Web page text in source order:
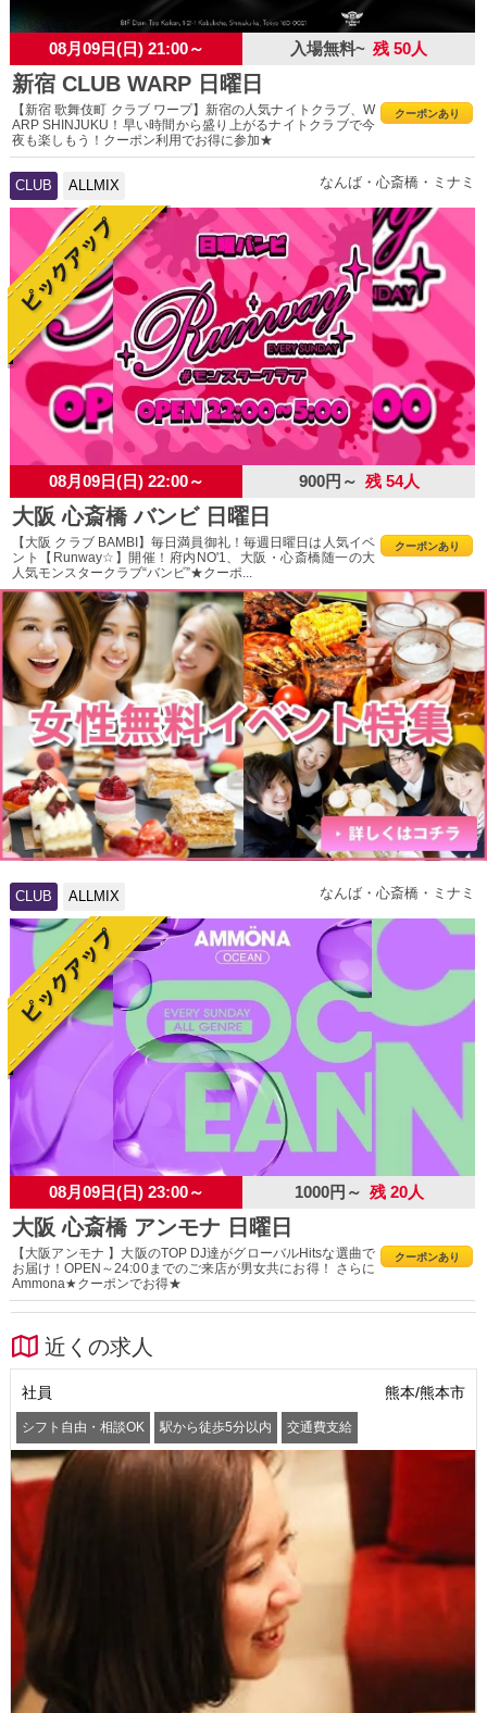
08月09日(日) 21:00～ 入場無料~ 残 50人
新宿 CLUB WARP 日曜日
クーポンあり
【新宿 歌舞伎町 クラブ ワープ】新宿の人気ナイトクラブ、W
ARP SHINJUKU！早い時間から盛り上がるナイトクラブで今
夜も楽しもう！クーポン利用でお得に参加★
CLUB ALLMIX なんば・心斎橋・ミナミ
08月09日(日) 22:00～ 900円～ 残 54人
大阪 心斎橋 バンビ 日曜日
クーポンあり
【大阪 クラブ BAMBI】毎日満員御礼！毎週日曜日は人気イベ
ント【Runway☆】開催！府内NO'1、大阪・心斎橋随一の大
人気モンスタークラブ“バンビ”★クーポ...
CLUB ALLMIX なんば・心斎橋・ミナミ
08月09日(日) 23:00～ 1000円～ 残 20人
大阪 心斎橋 アンモナ 日曜日
クーポンあり
【大阪アンモナ 】大阪のTOP DJ達がグローバルHitsな選曲で
お届け！OPEN～24:00までのご来店が男女共にお得！ さらに
Ammona★クーポンでお得★
近くの求人
社員 熊本/熊本市
シフト自由・相談OK 駅から徒歩5分以内 交通費支給